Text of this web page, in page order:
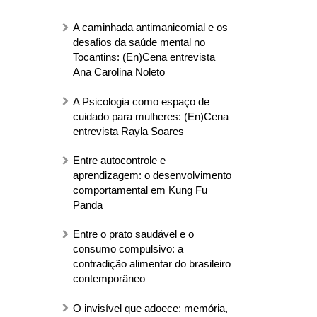
A caminhada antimanicomial e os
desafios da saúde mental no
Tocantins: (En)Cena entrevista
Ana Carolina Noleto
A Psicologia como espaço de
cuidado para mulheres: (En)Cena
entrevista Rayla Soares
Entre autocontrole e
aprendizagem: o desenvolvimento
comportamental em Kung Fu
Panda
Entre o prato saudável e o
consumo compulsivo: a
contradição alimentar do brasileiro
contemporâneo
O invisível que adoece: memória,